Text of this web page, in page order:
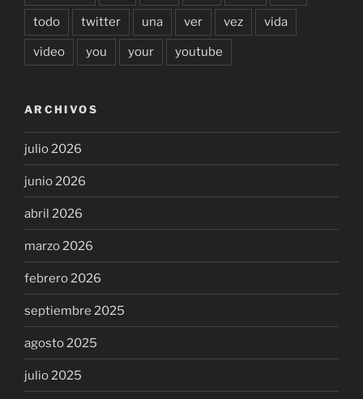
todo twitter una ver vez vida
video you your youtube
ARCHIVOS
julio 2026
junio 2026
abril 2026
marzo 2026
febrero 2026
septiembre 2025
agosto 2025
julio 2025